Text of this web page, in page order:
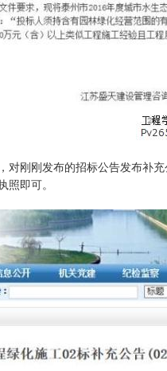
对刚刚发布的招标公告发布补
照即可。